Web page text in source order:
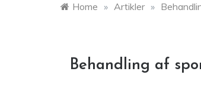
Home » Artikler »
Behandling af